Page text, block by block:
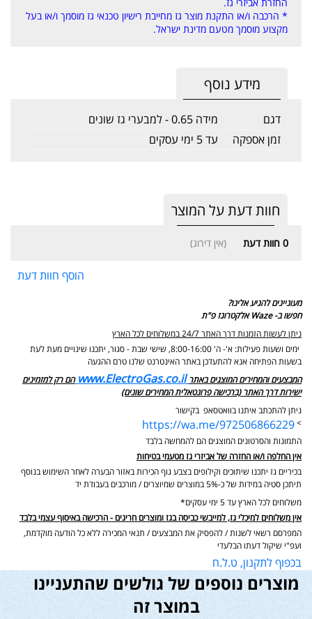
החזרת אביזרי גז.
* הרכבה ו/או התקנת מוצר גז מחייבת רישיון טכנאי גז מוסמך ו/או בעל
מקצוע מוסמך מטעם מדינת ישראל.
מידע נוסף
דגם
מידה 0.65 - למבערי גז שונים
זמן אספקה
עד 5 ימי עסקים
חוות דעת על המוצר
0 חוות דעת (אין דירוג)
הוסף חוות דעת
מעוניינים להגיע אלינו?
חפשו ב- Waze אלקטרוגז פ"ת
ניתן לעשות הזמנות דרך האתר 24/7 במשלוחים לכל הארץ
ימים ושעות פעילות: א'- ה' 8:00-16:00, שישי שבת - סגור,
יתכנו שינויים מעת לעת
בשעות הפתיחה אנא להתעדכן באתר האינטרנט שלנו טרם ההגעה
המבצעים והמחירים המוצגים באתר www.ElectroGas.co.il הם רק למזמינים
ישירות דרך האתר (ברכישה פרונטאלית המחירים שונים)
ניתן להתכתב איתנו בוואטסאפ בקישור
>
https://wa.me/972506866229
התמונות והסרטונים המוצגים הם להמחשה בלבד
אין החלפה ו/או החזרה של אביזרי גז מטעמי בטיחות
בכיריים גז יתכנו שיתוכים וקילופים בצבע גוף הכירות באזור הבערה לאחר השימוש בנוסף
תיתכן סטיה במידות של כ-5% במוצרים שמיוצרים / מורכבים בעבודת יד
משלוחים לכל הארץ עד 5 ימי עסקים*
אין משלוחים למיכלי גז, למייבשי כביסה בגז ומוצרים חריגים - הרכישה באיסוף עצמי בלבד
המפרסם רשאי לשנות / להפסיק את המבצעים / תנאי המכירה ללא כל הודעה מוקדמת,
ועפ"י שיקול דעתו הבלעדי
בכפוף לתקנון, ט.ל.ח
מוצרים נוספים של גולשים שהתעניינו
במוצר זה